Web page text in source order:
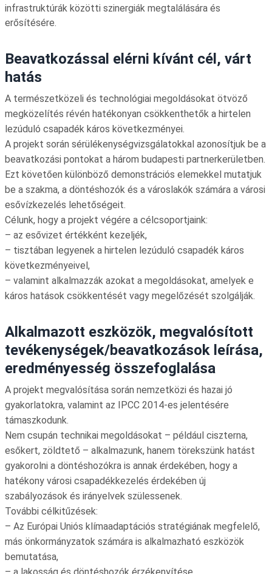
infrastruktúrák közötti szinergiák megtalálására és
erősítésére.
Beavatkozással elérni kívánt cél, várt
hatás
A természetközeli és technológiai megoldásokat ötvöző
megközelítés révén hatékonyan csökkenthetők a hirtelen
lezúduló csapadék káros következményei.
A projekt során sérülékenységvizsgálatokkal azonosítjuk be a
beavatkozási pontokat a három budapesti partnerkerületben.
Ezt követően különböző demonstrációs elemekkel mutatjuk
be a szakma, a döntéshozók és a városlakók számára a városi
esővízkezelés lehetőségeit.
Célunk, hogy a projekt végére a célcsoportjaink:
– az esővizet értékként kezeljék,
– tisztában legyenek a hirtelen lezúduló csapadék káros
következményeivel,
– valamint alkalmazzák azokat a megoldásokat, amelyek e
káros hatások csökkentését vagy megelőzését szolgálják.
Alkalmazott eszközök, megvalósított
tevékenységek/beavatkozások leírása,
eredményesség összefoglalása
A projekt megvalósítása során nemzetközi és hazai jó
gyakorlatokra, valamint az IPCC 2014-es jelentésére
támaszkodunk.
Nem csupán technikai megoldásokat – például ciszterna,
esőkert, zöldtető – alkalmazunk, hanem törekszünk hatást
gyakorolni a döntéshozókra is annak érdekében, hogy a
hatékony városi csapadékkezelés érdekében új
szabályozások és irányelvek szülessenek.
További célkitűzések:
– Az Európai Uniós klímaadaptációs stratégiának megfelelő,
más önkormányzatok számára is alkalmazható eszközök
bemutatása,